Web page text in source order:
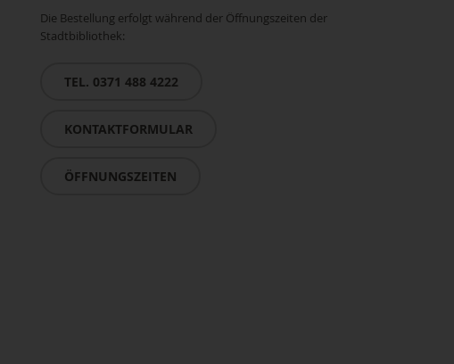
Die Bestellung erfolgt während der Öffnungszeiten der
Stadtbibliothek:
TEL. 0371 488 4222
KONTAKTFORMULAR
ÖFFNUNGSZEITEN